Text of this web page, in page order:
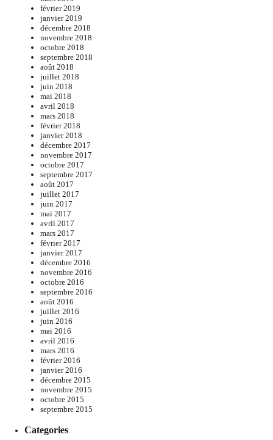
février 2019
janvier 2019
décembre 2018
novembre 2018
octobre 2018
septembre 2018
août 2018
juillet 2018
juin 2018
mai 2018
avril 2018
mars 2018
février 2018
janvier 2018
décembre 2017
novembre 2017
octobre 2017
septembre 2017
août 2017
juillet 2017
juin 2017
mai 2017
avril 2017
mars 2017
février 2017
janvier 2017
décembre 2016
novembre 2016
octobre 2016
septembre 2016
août 2016
juillet 2016
juin 2016
mai 2016
avril 2016
mars 2016
février 2016
janvier 2016
décembre 2015
novembre 2015
octobre 2015
septembre 2015
Categories